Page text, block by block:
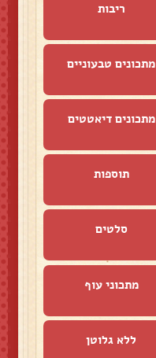
ריבות
מתכונים טבעוניים
מתכונים דיאטטים
תוספות
סלטים
מתכוני עוף
ללא גלוטן